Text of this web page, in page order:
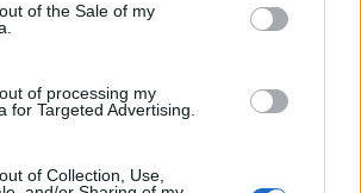
of the Sale of my
of processing my
for Targeted Advertising.
of Collection, Use,
cinismo, Gucci e tutti quelli che si
stesso modo, finiscono per